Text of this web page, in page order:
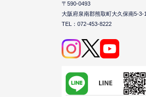
〒590-0493
大阪府泉南郡熊取町大久保南5-3-1
TEL：072-453-8222